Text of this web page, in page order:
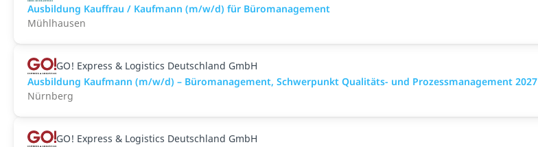
Ausbildung Kauffrau / Kaufmann (m/w/d) für Büromanagement
Mühlhausen
GO! Express & Logistics Deutschland GmbH
Ausbildung Kaufmann (m/w/d) – Büromanagement, Schwerpunkt Qualitäts- und Prozessmanagement 2027
Nürnberg
GO! Express & Logistics Deutschland GmbH